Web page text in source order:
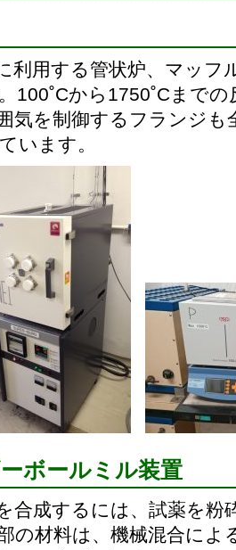
利用する管状炉、マッフ
100˚Cから1750˚Cまで
気を制御するフランジ
います。
ボールミル装置
合成するには、試薬を粉
の材料は、機械混合によ